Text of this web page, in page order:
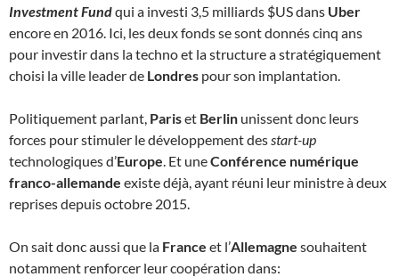
Investment Fundqui a investi 3,5 milliards $US dans Uber
encore en 2016. Ici, les deux fonds se sont donnés cinq ans
pour investir dans la techno et la structure a stratégiquement
choisi la ville leader de Londres pour son implantation.
Politiquement parlant, Pariset Berlin unissent donc leurs
forces pour stimuler le développement desstart-up
technologiques d’Europe. Et uneConférence numérique
franco-allemande existe déjà, ayant réuni leur ministre à deux
reprises depuis octobre 2015.
On sait donc aussi que la France et l’Allemagne souhaitent
notamment renforcer leur coopération dans: